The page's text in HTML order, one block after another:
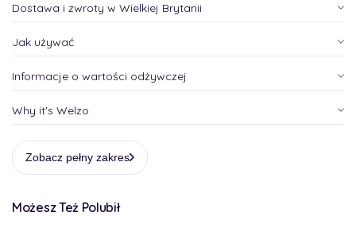
Dostawa i zwroty w Wielkiej Brytanii
Jak używać
Informacje o wartości odżywczej
Why it's Welzo
Zobacz pełny zakres
Możesz Też Polubił